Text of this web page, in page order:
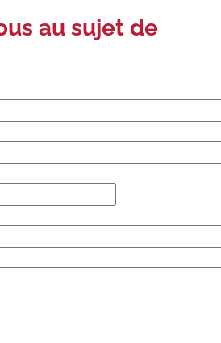
au sujet de